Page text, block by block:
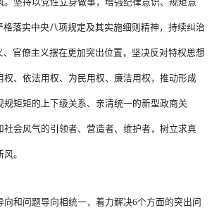
。坚持以党性立身做事，增强纪律意识、规矩意
格落实中央八项规定及其实施细则精神，持续纠治
、官僚主义摆在更加突出位置，坚决反对特权思想
权、依法用权、为民用权、廉洁用权，推动形成
规矩矩的上下级关系、亲清统一的新型政商关
社会风气的引领者、营造者、维护者，树立求真
。
向和问题导向相统一，着力解决6个方面的突出问